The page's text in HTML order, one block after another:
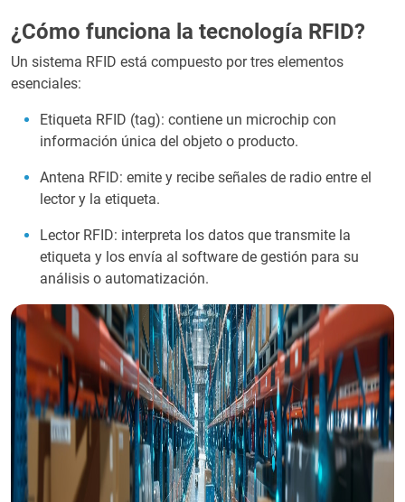
¿Cómo funciona la tecnología RFID?
Un sistema RFID está compuesto por tres elementos
esenciales:
Etiqueta RFID (tag): contiene un microchip con
información única del objeto o producto.
Antena RFID: emite y recibe señales de radio entre el
lector y la etiqueta.
Lector RFID: interpreta los datos que transmite la
etiqueta y los envía al software de gestión para su
análisis o automatización.